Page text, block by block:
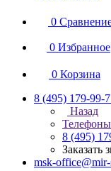
0
0 Избранное
0 Корзина
8 (495) 179-99-
Назад
Телефоны
8 (495)
Заказать
msk-